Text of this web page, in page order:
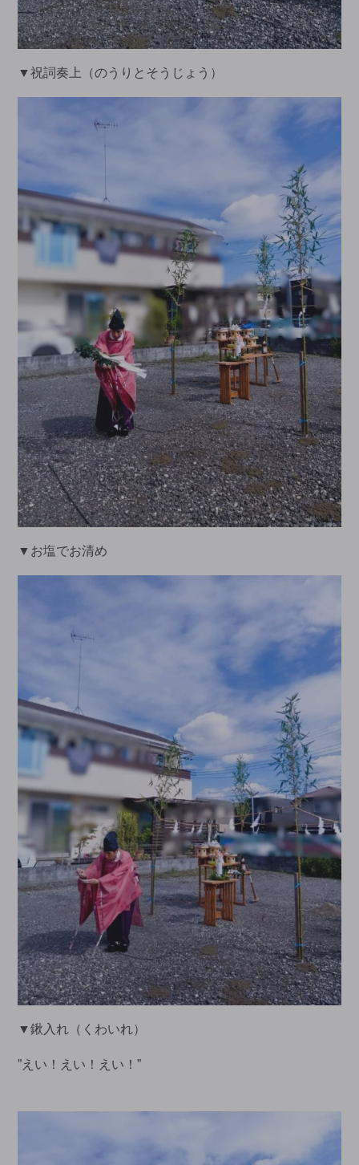
▼祝詞奏上（のうりとそうじょう）
▼お塩でお清め
▼鍬入れ（くわいれ）
”えい！えい！えい！”